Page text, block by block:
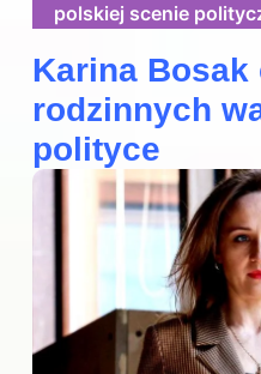
polskiej scenie
Karina Bosak
rodzinnych
polityce